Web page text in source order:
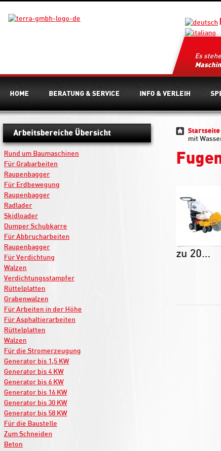
Es
HOME BERATUNG & SERVICE INFO & VERLEIH
Arbeitsbereiche Übersicht
Rund um Baumaschinen
Für Grabarbeiten
Raupenbagger
Für Erdbewegung
Raupenbagger
Radlader
Skidloader
Dumper Schubkarre
Für Abbrucharbeiten
Raupenbagger
Für Verdichtung
Walzen
Verdichtungsstampfer
Rüttelplatten
Grabenwalzen
Für Arbeiten in der Höhe
Für Asphaltierarbeiten
Rüttelplatten
Walzen
Für die Stromerzeugung
Generator bis 1,5 KW
Generator bis 4 KW
Generator bis 6 KW
Generator bis 16 KW
Generator bis 30 KW
Generator bis 58 KW
Für die Baustelle
Zum Schneiden
Beton
Startseite
mit
zu 20…